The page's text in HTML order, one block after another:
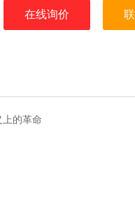
在线询价
的革命